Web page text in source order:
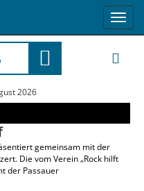
2026
gemeinsam mit der
Die vom Verein „Rock hilft
der Passauer